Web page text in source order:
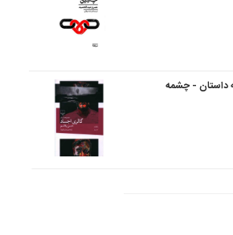
داستان - چشمه